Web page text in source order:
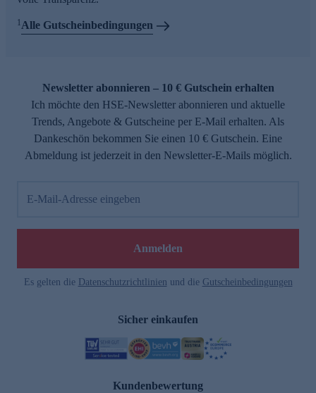
1Alle Gutscheinbedingungen
Newsletter abonnieren – 10 € Gutschein erhalten
Ich möchte den HSE-Newsletter abonnieren und aktuelle
Trends, Angebote & Gutscheine per E-Mail erhalten. Als
Dankeschön bekommen Sie einen 10 € Gutschein. Eine
Abmeldung ist jederzeit in den Newsletter-E-Mails möglich.
E-Mail-Adresse eingeben
Anmelden
Es gelten die Datenschutzrichtlinien und die Gutscheinbedingungen
Sicher einkaufen
Kundenbewertung